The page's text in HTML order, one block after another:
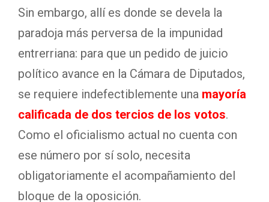
Sin embargo, allí es donde se devela la
paradoja más perversa de la impunidad
entrerriana: para que un pedido de juicio
político avance en la Cámara de Diputados,
se requiere indefectiblemente una mayoría
calificada de dos tercios de los votos.
Como el oficialismo actual no cuenta con
ese número por sí solo, necesita
obligatoriamente el acompañamiento del
bloque de la oposición.